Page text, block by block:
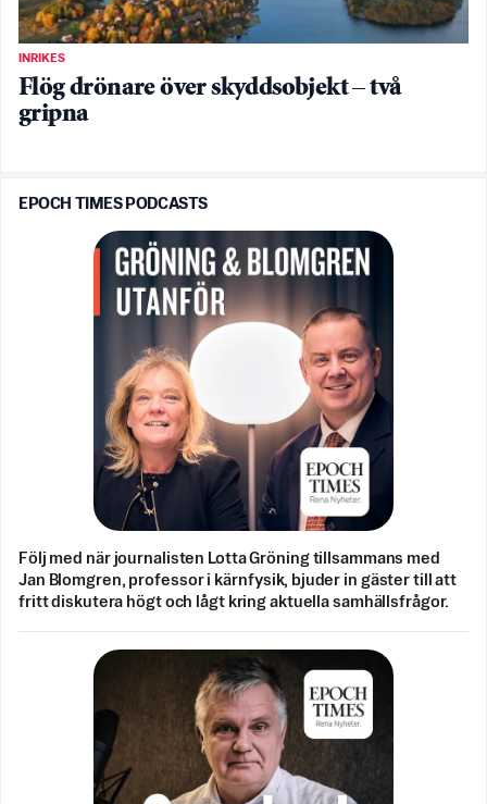
INRIKES
Flög drönare över skyddsobjekt – två
gripna
EPOCH TIMES PODCASTS
Följ med när journalisten Lotta Gröning tillsammans med
Jan Blomgren, professor i kärnfysik, bjuder in gäster till att
fritt diskutera högt och lågt kring aktuella samhällsfrågor.